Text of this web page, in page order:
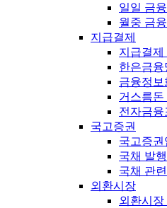
일일 금
월중 금
지급결제
지급결제
한은금융
금융정보
거스름돈
전자금
국고증권
국고증권
국채 발
국채 관
외환시장
외환시장